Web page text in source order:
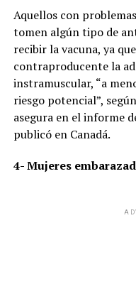
Aquellos con
tomen algún tipo de
recibir la vacuna, ya
contraproducente la
instramuscular, “a
riesgo potencial”,
asegura en el informe
publicó en Canadá.
4- Mujeres